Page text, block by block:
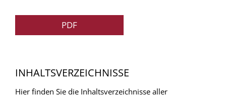
PDF
INHALTSVERZEICHNISSE
Hier finden Sie die Inhaltsverzeichnisse aller